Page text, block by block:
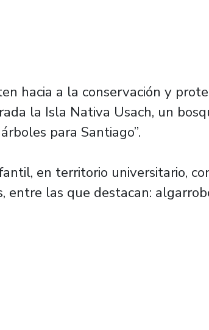
hacia a la conservación y
la Isla Nativa Usach, un
para Santiago”.
en territorio universitario,
las que destacan: